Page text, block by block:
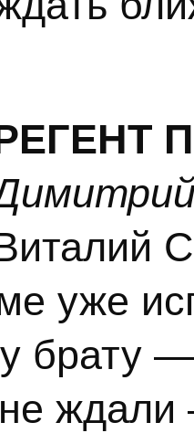
уже
брату —